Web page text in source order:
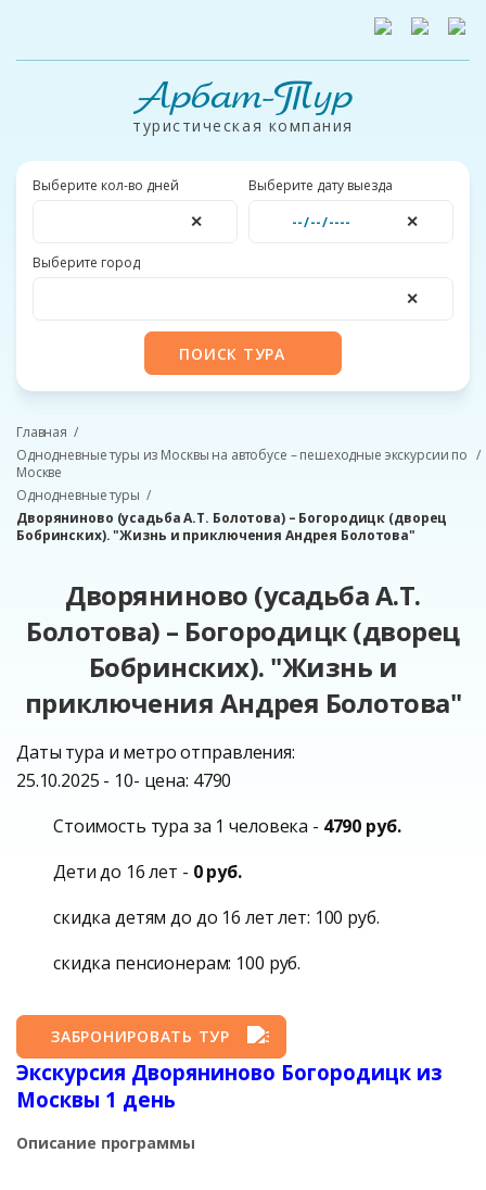
Арбат-Тур
туристическая компания
Выберите кол-во дней
✕
Выберите дату выезда
✕
Выберите город
✕
ПОИСК ТУРА
Главная
Однодневные туры из Москвы на автобусе – пешеходные экскурсии по
Москве
Однодневные туры
Дворяниново (усадьба А.Т. Болотова) – Богородицк (дворец
Бобринских). "Жизнь и приключения Андрея Болотова"
Дворяниново (усадьба А.Т.
Болотова) – Богородицк (дворец
Бобринских). "Жизнь и
приключения Андрея Болотова"
Даты тура и метро отправления:
25.10.2025 - 10- цена: 4790
Стоимость тура за 1 человека - 4790 руб.
Дети до 16 лет - 0 руб.
скидка детям до до 16 лет лет: 100 руб.
скидка пенсионерам: 100 руб.
ЗАБРОНИРОВАТЬ ТУР
Экскурсия Дворяниново Богородицк из
Москвы 1 день
Описание программы